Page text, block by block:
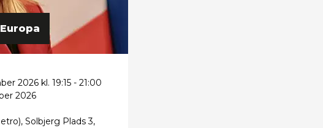
2026 kl. 19:15 - 21:00
2026
Solbjerg Plads 3,